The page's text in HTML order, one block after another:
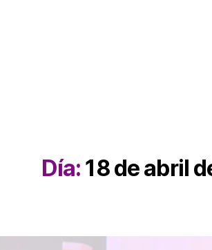
Día: 18 de abril